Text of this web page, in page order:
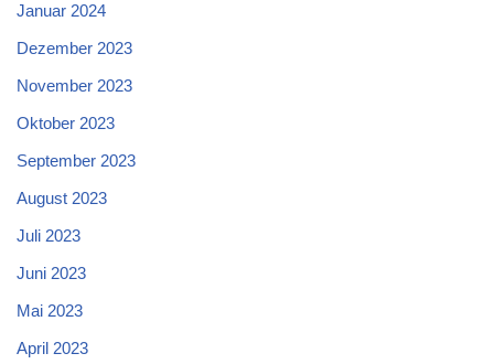
Januar 2024
Dezember 2023
November 2023
Oktober 2023
September 2023
August 2023
Juli 2023
Juni 2023
Mai 2023
April 2023